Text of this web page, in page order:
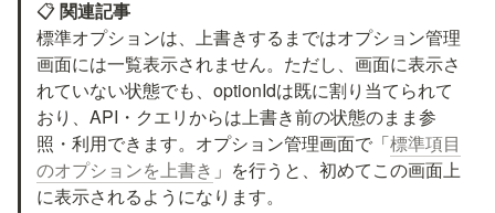
📋 関連記事
標準オプションは、上書きするまではオプション管理
画面には一覧表示されません。ただし、画面に表示さ
れていない状態でも、optionIdは既に割り当てられて
おり、API・クエリからは上書き前の状態のまま参
照・利用できます。オプション管理画面で「標準項目
のオプションを上書き 」を行うと、初めてこの画面上
に表示されるようになります。